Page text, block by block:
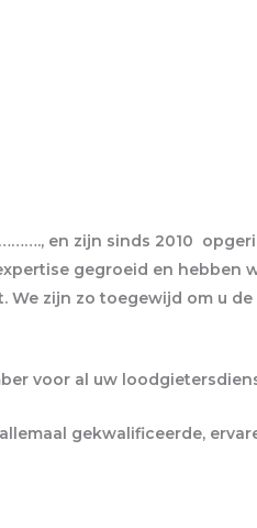
en zijn sinds 2010
gegroeid en hebben
We zijn zo toegewijd om u
voor al uw
gekwalificeerde,